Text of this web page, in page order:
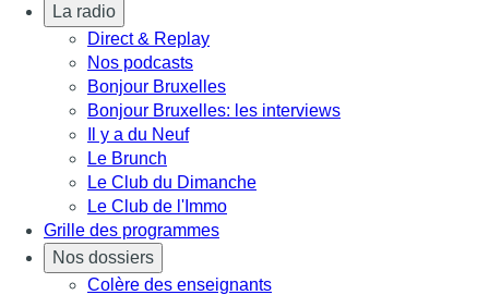
La radio
Direct & Replay
Nos podcasts
Bonjour Bruxelles
Bonjour Bruxelles: les interviews
Il y a du Neuf
Le Brunch
Le Club du Dimanche
Le Club de l'Immo
Grille des programmes
Nos dossiers
Colère des enseignants